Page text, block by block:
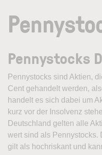
Pennystocks
Pennystocks sind Aktien,
Cent gehandelt werden,
handelt es sich dabei um
kurz vor der Insolvenz
Deutschland gelten alle
wert sind als Pennystocks.
gilt als hochriskant und